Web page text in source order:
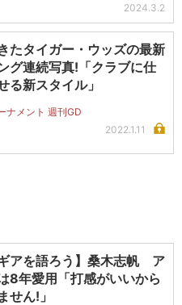
2024.3.2
たタイガー・ウッズの最新
グ連続写真!「クラブに仕
る新スタイル」
ナメント 週刊GD
2022.1.11
ギアを語ろう】桑木志帆 ア
8年愛用「打感がいいから
せん!」